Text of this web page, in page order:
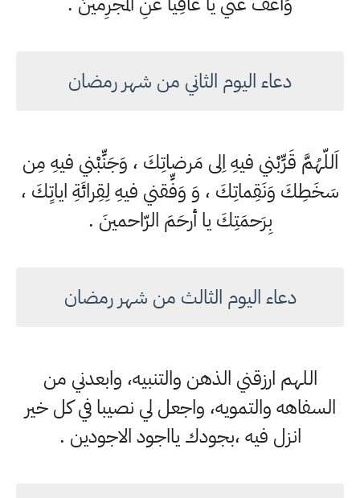
دعاء اليوم الثاني من شهر رمضان
اَللّهُمَّ قَرِّبْني فيهِ اِلى مَرضاتِكَ ، وَجَنِّبْني فيهِ مِن
سَخَطِكَ وَنَقِماتِكَ ، وَ وَفِّقني فيهِ لِقِرائَةِ اياتِِكَ ،
بِرَحمَتِكَ يا أرحَمَ الرّاحمينَ .
دعاء اليوم الثالث من شهر رمضان
اللهم ارزقني الذهن والتنبيه، وابعدني من
السفاهه والتمويه، واجعل لي نصيبا في كل خير
انزل فيه ،بجودك يااجود الاجودين .